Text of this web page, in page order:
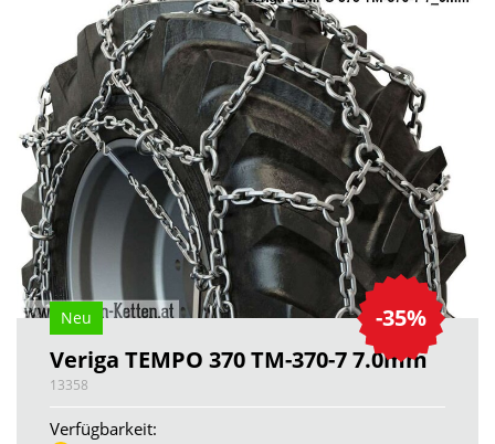
-35%
Neu
Veriga TEMPO 370 TM-370-7 7.0mm
13358
Verfügbarkeit: